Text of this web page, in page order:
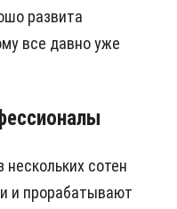
развита
все давно уже
сотен
и прорабатывают